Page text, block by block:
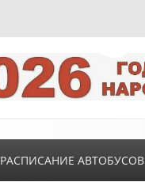
РАСПИСАНИЕ АВТОБУСОВ